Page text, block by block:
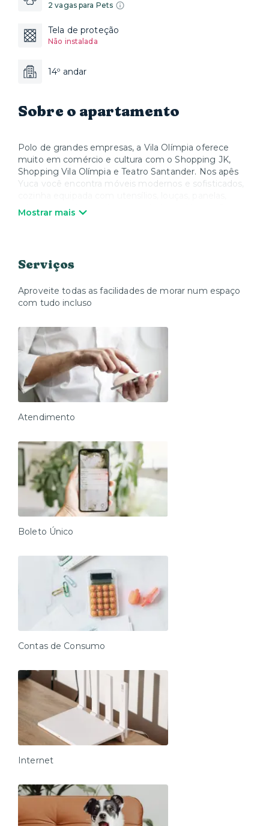
2 vagas para Pets
Tela de proteção
Não instalada
14º andar
Sobre o apartamento
Polo de grandes empresas, a Vila Olímpia oferece
muito em comércio e cultura com o Shopping JK,
Shopping Vila Olímpia e Teatro Santander. Nos apês
Yuca você encontra móveis modernos e sofisticados,
talheres e todos os eletrodomésticos, além de Smart
Mostrar mais
Serviços
Aproveite todas as facilidades de morar num espaço
com tudo incluso
Atendimento
Boleto Único
Contas de Consumo
Internet